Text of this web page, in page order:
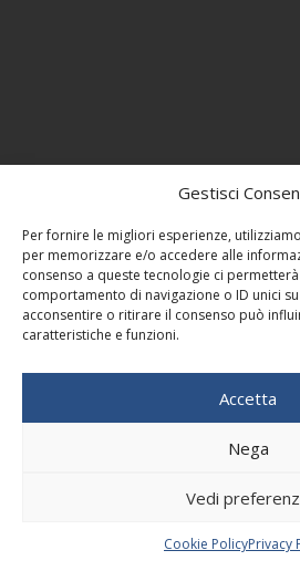
Gestisci
Per fornire le migliori esperienze,
per memorizzare e/o accedere alle
consenso a queste tecnologie ci
comportamento di navigazione o ID unici
acconsentire o ritirare il consenso può
caratteristiche e funzioni.
Accetta
Nega
Vedi
Cookie PolicyPrivacy